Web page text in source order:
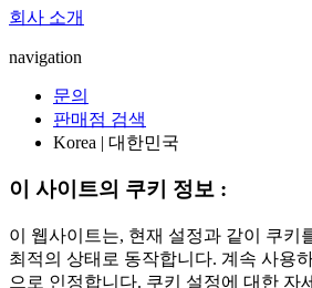
회사 소개
navigation
문의
판매점 검색
Korea | 대한민국
이 사이트의 쿠키 정보 :
이 웹사이트는, 현재 설정과 같이 쿠키
최적의 상태로 동작합니다. 계속 사용
으로 인정합니다. 쿠키 설정에 대한 자